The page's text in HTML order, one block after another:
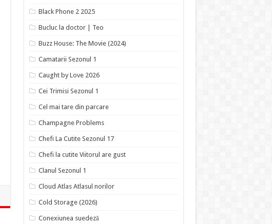
Black Phone 2 2025
Bucluc la doctor | Teo
Buzz House: The Movie (2024)
Camatarii Sezonul 1
Caught by Love 2026
Cei Trimisi Sezonul 1
Cel mai tare din parcare
Champagne Problems
Chefi La Cutite Sezonul 17
Chefi la cutite Viitorul are gust
Clanul Sezonul 1
Cloud Atlas Atlasul norilor
Cold Storage (2026)
Conexiunea suedeză